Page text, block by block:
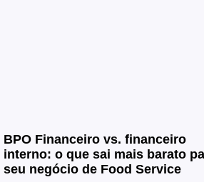
BPO Financeiro vs. financeiro
interno: o que sai mais barato
seu negócio de Food Service